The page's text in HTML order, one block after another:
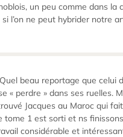
un peu comme dans la
si l’on ne peut hybrider notre
beau reportage que celui
« perdre » dans ses ruelles.
Jacques au Maroc qui
tome 1 est sorti et ns
considérable et